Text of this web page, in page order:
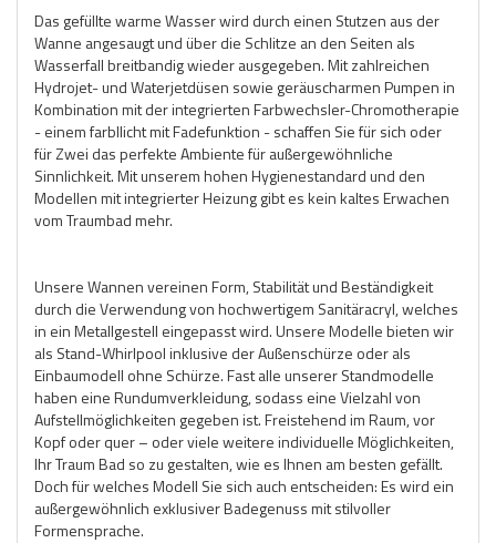
Das gefüllte warme Wasser wird durch einen Stutzen aus der
Wanne angesaugt und über die Schlitze an den Seiten als
Wasserfall breitbandig wieder ausgegeben. Mit zahlreichen
Hydrojet- und Waterjetdüsen sowie geräuscharmen Pumpen in
Kombination mit der integrierten Farbwechsler-Chromotherapie
- einem farbllicht mit Fadefunktion - schaffen Sie für sich oder
für Zwei das perfekte Ambiente für außergewöhnliche
Sinnlichkeit. Mit unserem hohen Hygienestandard und den
Modellen mit integrierter Heizung gibt es kein kaltes Erwachen
vom Traumbad mehr.
Unsere Wannen vereinen Form, Stabilität und Beständigkeit
durch die Verwendung von hochwertigem Sanitäracryl, welches
in ein Metallgestell eingepasst wird. Unsere Modelle bieten wir
als Stand-Whirl­pool inklusive der Außenschürze oder als
Einbaumodell ohne Schürze. Fast alle unserer Standmodelle
haben eine Rundumverkleidung, sodass eine Vielzahl von
Aufstellmöglichkeiten gegeben ist. Freistehend im Raum, vor
Kopf oder quer – oder viele weitere individuelle Möglichkeiten,
Ihr Traum Bad so zu gestalten, wie es Ihnen am besten gefällt.
Doch für welches Modell Sie sich auch entscheiden: Es wird ein
außergewöhnlich exklusiver Badegenuss mit stilvoller
Formensprache.